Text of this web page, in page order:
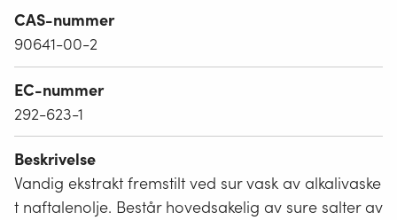
CAS-nummer
90641-00-2
EC-nummer
292-623-1
Beskrivelse
Vandig ekstrakt fremstilt ved sur vask av alkalivaske
t naftalenolje. Består hovedsakelig av sure salter av